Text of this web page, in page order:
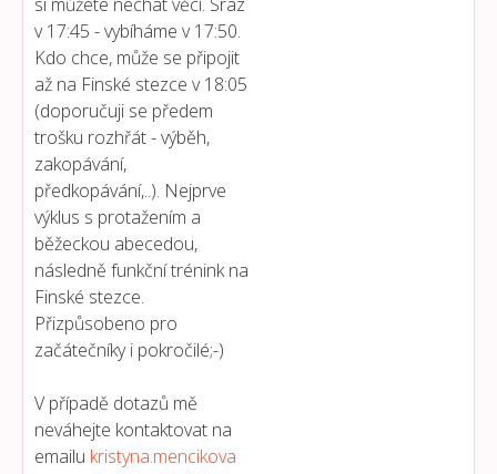
v 17:45 - vybíháme v 17:50.
Kdo chce, může se připojit
až na Finské stezce v 18:05
(doporučuji se předem
trošku rozhřát - výběh,
zakopávání,
předkopávání,..). Nejprve
výklus s protažením a
běžeckou abecedou,
následně funkční trénink na
Finské stezce.
Přizpůsobeno pro
začátečníky i pokročilé;-)
V případě dotazů mě
neváhejte kontaktovat na
emailu kristyna.mencikova